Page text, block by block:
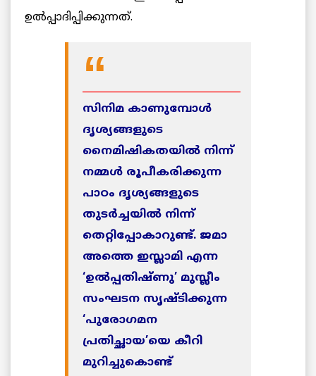
ഉല്‍പ്പാദിപ്പിക്കുന്നത്.
________________________________
സിനിമ കാണുമ്പോള്‍
ദൃശ്യങ്ങളുടെ
നൈമിഷികതയില്‍ നിന്ന്
നമ്മള്‍ രൂപീകരിക്കുന്ന
പാഠം ദൃശ്യങ്ങളുടെ
തുടര്‍ച്ചയില്‍ നിന്ന്
തെറ്റിപ്പോകാറുണ്ട്. ജമാ
അത്തെ ഇസ്ലാമി എന്ന
‘ഉല്‍പ്പതിഷ്ണു’ മുസ്ലീം
സംഘടന സൃഷ്ടിക്കുന്ന
‘പുരോഗമന
പ്രതിച്ഛായ’യെ കീറി
മുറിച്ചുകൊണ്ട്